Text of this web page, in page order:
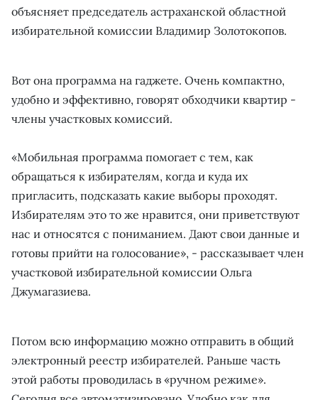
объясняет председатель астраханской областной
избирательной комиссии Владимир Золотокопов.
Вот она программа на гаджете. Очень компактно,
удобно и эффективно, говорят обходчики квартир -
члены участковых комиссий.
«Мобильная программа помогает с тем, как
обращаться к избирателям, когда и куда их
пригласить, подсказать какие выборы проходят.
Избирателям это то же нравится, они приветствуют
нас и относятся с пониманием. Дают свои данные и
готовы прийти на голосование», - рассказывает член
участковой избирательной комиссии Ольга
Джумагазиева.
Потом всю информацию можно отправить в общий
электронный реестр избирателей. Раньше часть
этой работы проводилась в «ручном режиме».